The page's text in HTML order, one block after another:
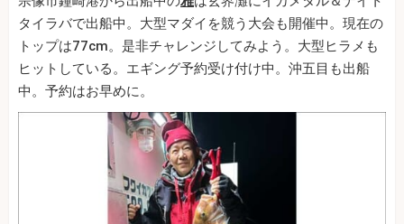
タイラバで出船中。大型マダイを競う大会も開催中。現在の
トップは77cm。是非チャレンジしてみよう。大型ヒラメも
ヒットしている。エギング予約受け付け中。沖五目も出船
中。予約はお早めに。